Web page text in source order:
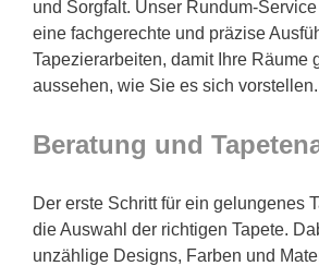
und Sorgfalt. Unser Rundum-
eine fachgerechte und präzise
Tapezierarbeiten, damit Ihre Räume
aussehen, wie Sie es sich vorstellen.
Beratung und
Der erste Schritt für ein gelungenes
die Auswahl der richtigen Tapete.
unzählige Designs, Farben und